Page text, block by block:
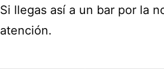
Si llegas así a un bar por la
atención.